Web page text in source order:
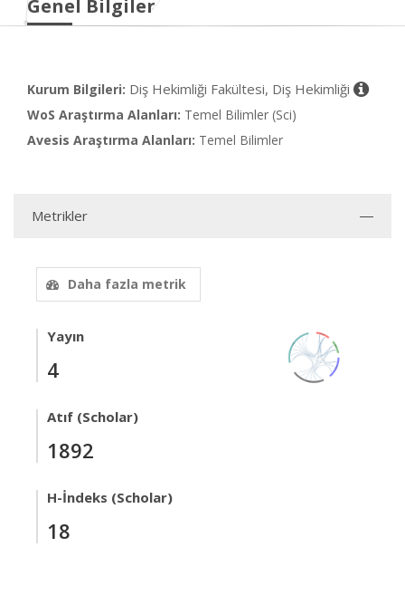
Genel Bilgiler
Kurum Bilgileri: Diş Hekimliği Fakültesi, Diş Hekimliği
WoS Araştırma Alanları: Temel Bilimler (Sci)
Avesis Araştırma Alanları: Temel Bilimler
Metrikler
Daha fazla metrik
Yayın
4
Atıf (Scholar)
1892
H-İndeks (Scholar)
18